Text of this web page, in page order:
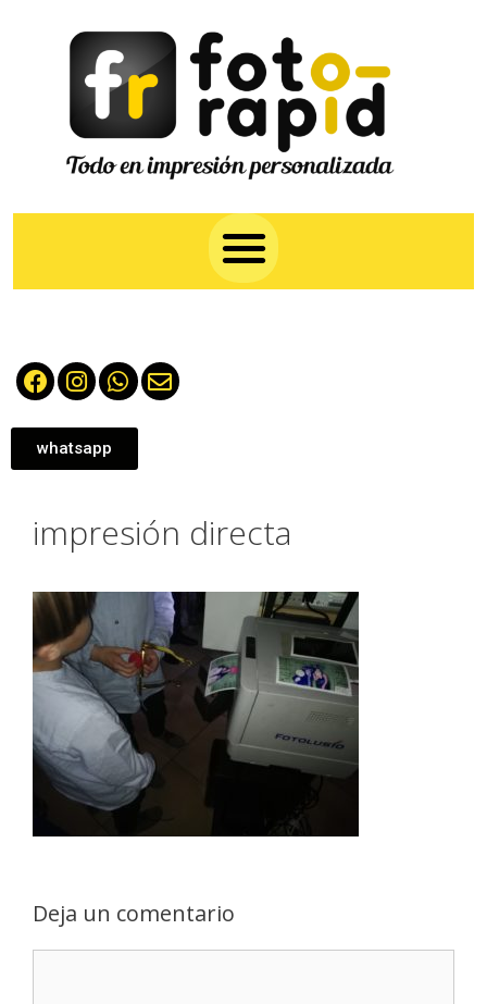
whatsapp
impresión directa
Deja un comentario